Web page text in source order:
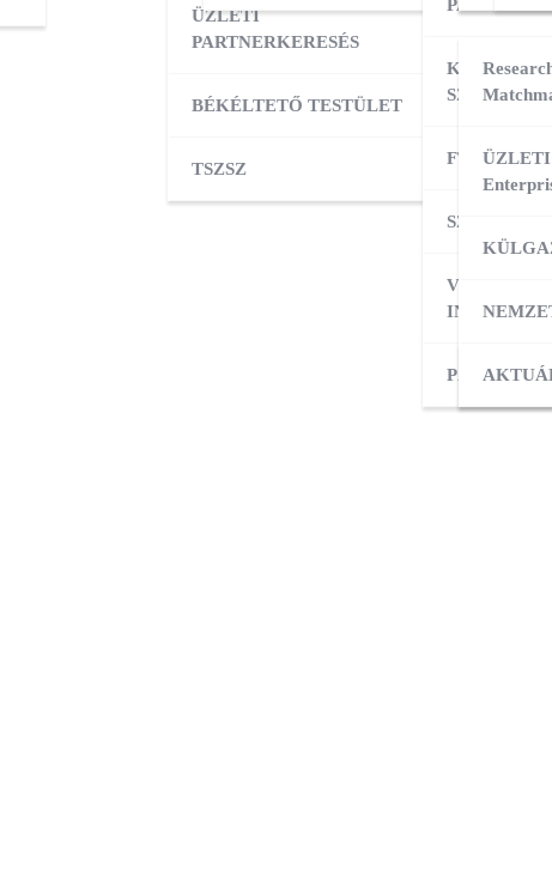
ÜZLETI
PARTNERKERESÉS
BÉKÉLTETŐ TESTÜLET
TSZSZ
KÜLPIACI
FT
INDÍTÁSA